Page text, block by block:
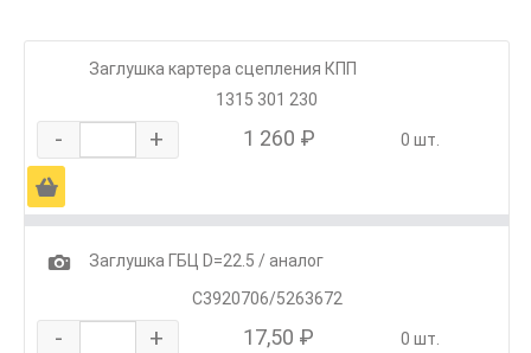
Заглушка картера сцепления КПП
1315 301 230
- + 1 260 ₽ 0 шт.
Ä
1
Заглушка ГБЦ D=22.5 / аналог
С3920706/5263672
- + 17,50 ₽ 0 шт.